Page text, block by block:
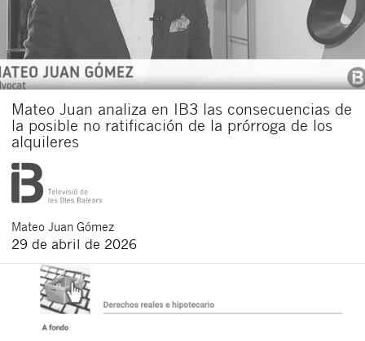
Mateo Juan analiza en IB3 las consecuencias de
la posible no ratificación de la prórroga de los
alquileres
Mateo Juan Gómez
29 de abril de 2026